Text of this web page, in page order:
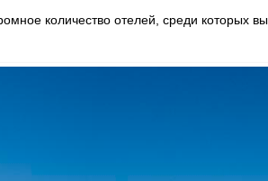
количество отелей, среди которых